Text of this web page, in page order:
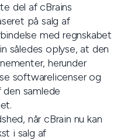
del af cBrains
på salg af
med regnskabet
således oplyse, at den
herunder
softwarelicenser og
samlede
når cBrain nu kan
i salg af